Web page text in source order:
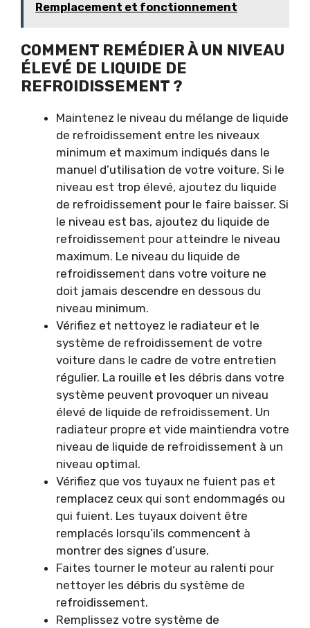
Remplacement et fonctionnement
COMMENT REMÉDIER À UN NIVEAU
ÉLEVÉ DE LIQUIDE DE
REFROIDISSEMENT ?
Maintenez le niveau du mélange de liquide
de refroidissement entre les niveaux
minimum et maximum indiqués dans le
manuel d’utilisation de votre voiture. Si le
niveau est trop élevé, ajoutez du liquide
de refroidissement pour le faire baisser. Si
le niveau est bas, ajoutez du liquide de
refroidissement pour atteindre le niveau
maximum. Le niveau du liquide de
refroidissement dans votre voiture ne
doit jamais descendre en dessous du
niveau minimum.
Vérifiez et nettoyez le radiateur et le
système de refroidissement de votre
voiture dans le cadre de votre entretien
régulier. La rouille et les débris dans votre
système peuvent provoquer un niveau
élevé de liquide de refroidissement. Un
radiateur propre et vide maintiendra votre
niveau de liquide de refroidissement à un
niveau optimal.
Vérifiez que vos tuyaux ne fuient pas et
remplacez ceux qui sont endommagés ou
qui fuient. Les tuyaux doivent être
remplacés lorsqu’ils commencent à
montrer des signes d’usure.
Faites tourner le moteur au ralenti pour
nettoyer les débris du système de
refroidissement.
Remplissez votre système de